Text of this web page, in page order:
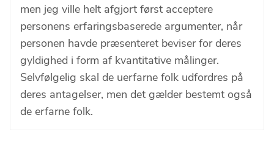
men jeg ville helt afgjort først acceptere
personens erfaringsbaserede argumenter, når
personen havde præsenteret beviser for deres
gyldighed i form af kvantitative målinger.
Selvfølgelig skal de uerfarne folk udfordres på
deres antagelser, men det gælder bestemt også
de erfarne folk.